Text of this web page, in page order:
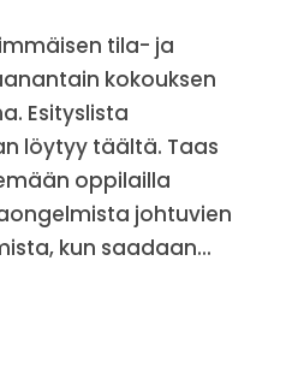
tila- ja
kokouksen
Esityslista
löytyy täältä. Taas
oppilailla
johtuvien
kun saadaan...